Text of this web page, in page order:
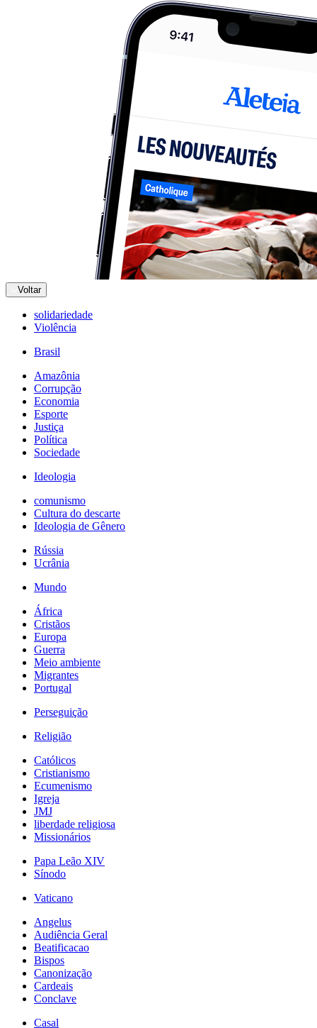
Voltar
solidariedade
Violência
Brasil
Amazônia
Corrupção
Economia
Esporte
Justiça
Política
Sociedade
Ideologia
comunismo
Cultura do descarte
Ideologia de Gênero
Rússia
Ucrânia
Mundo
África
Cristãos
Europa
Guerra
Meio ambiente
Migrantes
Portugal
Perseguição
Religião
Católicos
Cristianismo
Ecumenismo
Igreja
JMJ
liberdade religiosa
Missionários
Papa Leão XIV
Sínodo
Vaticano
Angelus
Audiência Geral
Beatificacao
Bispos
Canonização
Cardeais
Conclave
Casal